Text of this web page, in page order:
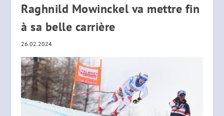
Raghnild Mowinckel va mettre fin
à sa belle carrière
26.02.2024